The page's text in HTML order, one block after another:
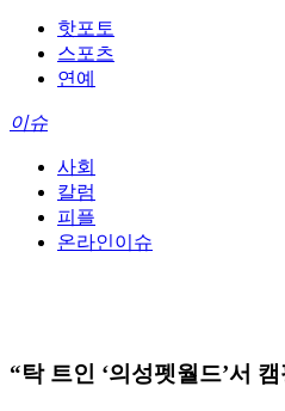
핫포토
스포츠
연예
이슈
사회
칼럼
피플
온라인이슈
“탁 트인 ‘의성펫월드’서